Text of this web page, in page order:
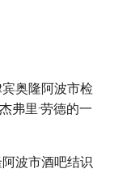
奥隆阿波市检
弗里·劳德的一
波市酒吧结识